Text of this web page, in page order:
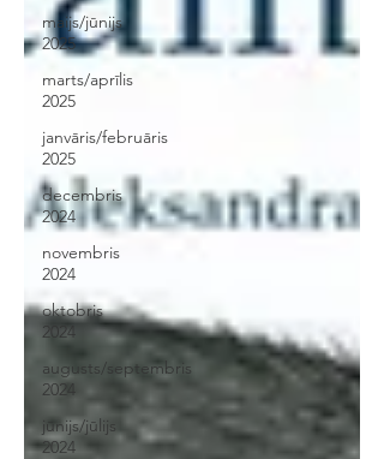
maijs/jūnijs
2025
marts/aprīlis
2025
janvāris/februāris
2025
decembris
2024
novembris
2024
oktobris
2024
augusts/septembris
2024
jūnijs/jūlijs
2024